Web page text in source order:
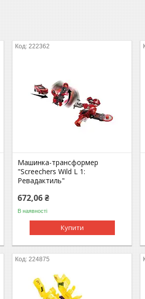
222362
Машинка-трансформер
"Screechers Wild L 1:
Ревадактиль"
672,06 ₴
В наявності
Купити
224875